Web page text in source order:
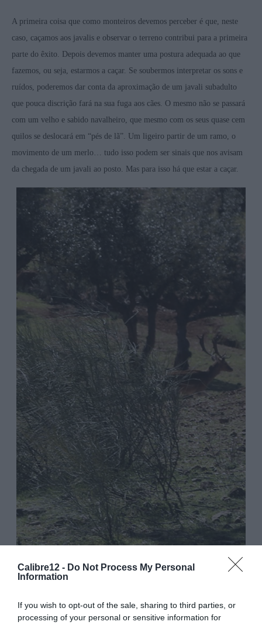
Calibre12 - Do Not Process My Personal
Information
If you wish to opt-out of the sale, sharing to third parties, or
processing of your personal or sensitive information for
A primeira coisa que como monteiros devemos perceber é que, neste
caso, caçamos aos javalis e observar o terreno contribui para a primeira
parte do êxito. Depois devemos manter uma postura adequada ao que
fazemos, ou seja, estarmos a caçar. Se soubermos interpretar os sons e
ruídos, poderemos dar conta da aproximação de um javali subadulto
que pouca discrição fará na sua fuga aos cães. O mesmo não se passará
com um velho e sabido navalheiro, que mesmo com os seus quase cem
quilos se deslocará em “pés de lã”. Um ligeiro partir de um ramo, o
movimento de um merlo… tudo isso podem ser sinais que nos avisam
da chegada de um javali ao posto. Mas para isso há que estar a caçar.
DEPOIS DA MATILHA